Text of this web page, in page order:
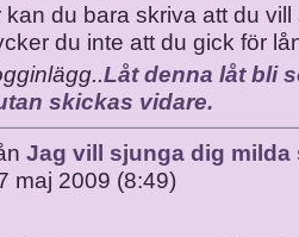
kan du bara skriva att du
du inte att du gick för
Låt denna låt bli
skickas vidare.
Jag vill sjunga dig milda
maj 2009 (8:49)